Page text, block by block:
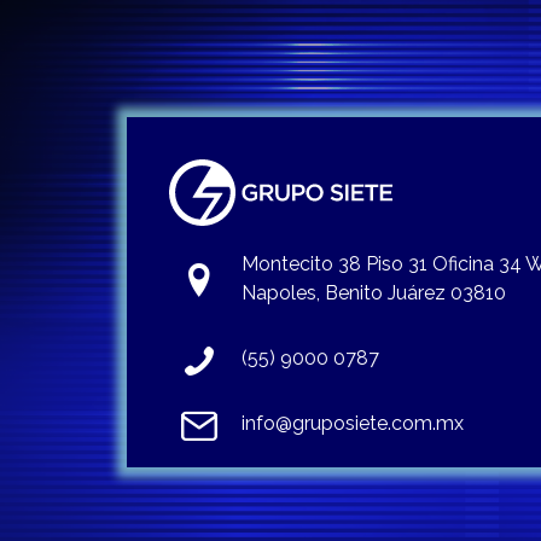
Montecito 38 Piso 31 Oficina 34
Napoles, Benito Juárez 03810
(55) 9000 0787
info@gruposiete.com.mx